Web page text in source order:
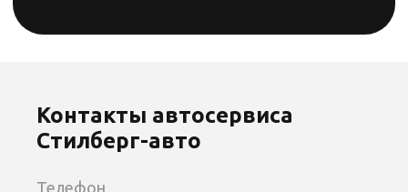
Контакты автосервиса
Стилберг-авто
Телефон